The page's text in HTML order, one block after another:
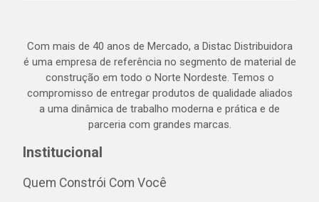
Com mais de 40 anos de Mercado, a Distac Distribuidora
é uma empresa de referência no segmento de material de
construção em todo o Norte Nordeste. Temos o
compromisso de entregar produtos de qualidade aliados
a uma dinâmica de trabalho moderna e prática e de
parceria com grandes marcas.
Institucional
Quem Constrói Com Você